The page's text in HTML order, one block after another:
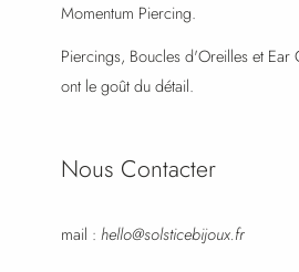
Momentum Piercing.
Piercings, Boucles d'Oreilles et
ont le goût du détail.
Nous Contacter
mail : hello@solsticebijoux.fr